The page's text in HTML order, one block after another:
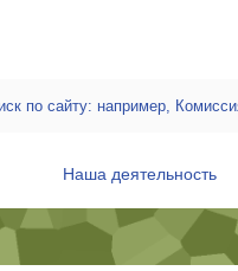
Наша деятельность